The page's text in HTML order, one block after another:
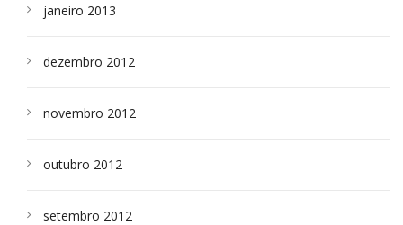
janeiro 2013
dezembro 2012
novembro 2012
outubro 2012
setembro 2012